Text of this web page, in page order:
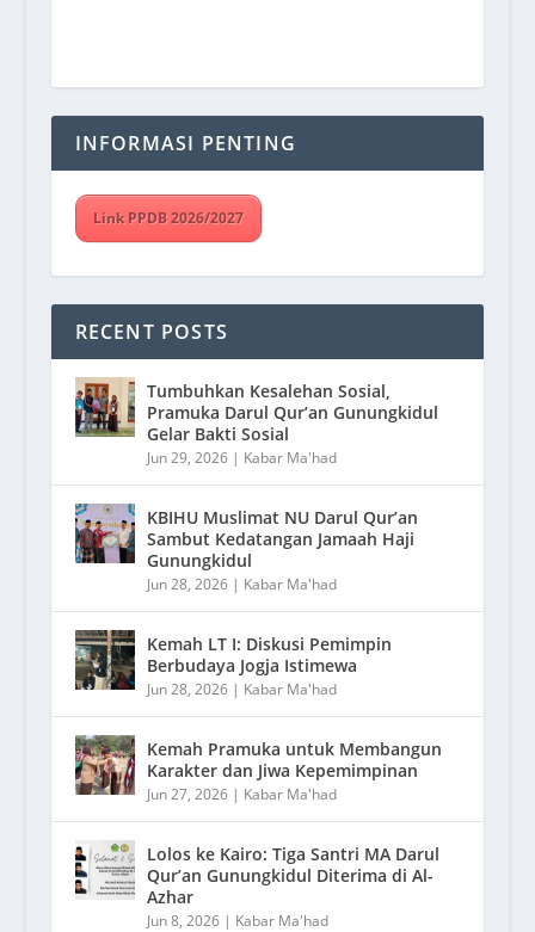
INFORMASI PENTING
Link PPDB 2026/2027
RECENT POSTS
Tumbuhkan Kesalehan Sosial,
Pramuka Darul Qur’an Gunungkidul
Gelar Bakti Sosial
Jun 29, 2026| Kabar Ma'had
KBIHU Muslimat NU Darul Qur’an
Sambut Kedatangan Jamaah Haji
Gunungkidul
Jun 28, 2026| Kabar Ma'had
Kemah LT I: Diskusi Pemimpin
Berbudaya Jogja Istimewa
Jun 28, 2026| Kabar Ma'had
Kemah Pramuka untuk Membangun
Karakter dan Jiwa Kepemimpinan
Jun 27, 2026| Kabar Ma'had
Lolos ke Kairo: Tiga Santri MA Darul
Qur’an Gunungkidul Diterima di Al-
Azhar
Jun 8, 2026| Kabar Ma'had